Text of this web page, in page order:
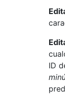
ID